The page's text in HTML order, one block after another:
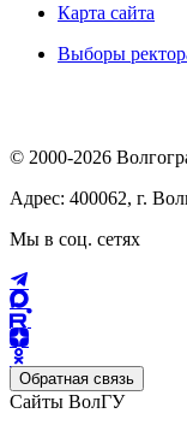
Карта сайта
Выборы
© 2000-2026
Адрес: 400062, г.
Мы в соц. сетях
Обратная связь
Сайты ВолГУ